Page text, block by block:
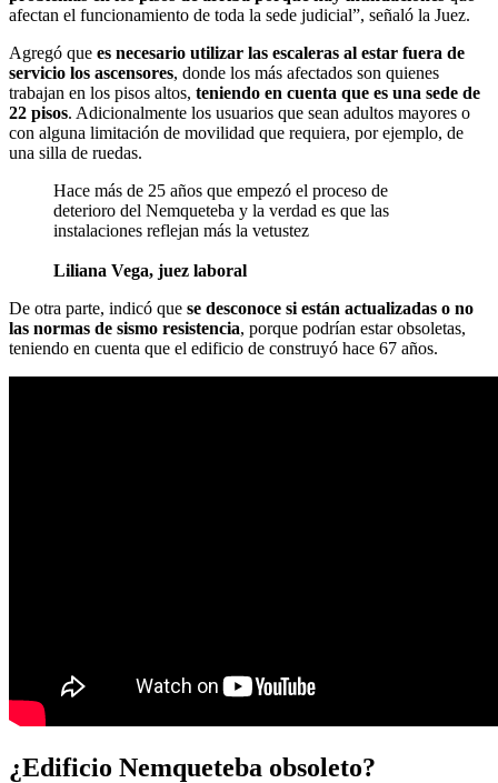
afectan el funcionamiento de toda la sede judicial”, señaló la Juez.
Agregó que es necesario utilizar las escaleras al estar fuera de
servicio los ascensores, donde los más afectados son quienes
trabajan en los pisos altos, teniendo en cuenta que es una sede de
22 pisos. Adicionalmente los usuarios que sean adultos mayores o
con alguna limitación de movilidad que requiera, por ejemplo, de
una silla de ruedas.
Hace más de 25 años que empezó el proceso de
deterioro del Nemqueteba y la verdad es que las
instalaciones reflejan más la vetustez
Liliana Vega, juez laboral
De otra parte, indicó que se desconoce si están actualizadas o no
las normas de sismo resistencia, porque podrían estar obsoletas,
teniendo en cuenta que el edificio de construyó hace 67 años.
¿Edificio Nemqueteba obsoleto?